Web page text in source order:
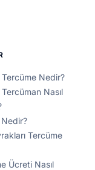
Tercüme Nedir?
Nasıl
Tercüme
Ücreti Nasıl